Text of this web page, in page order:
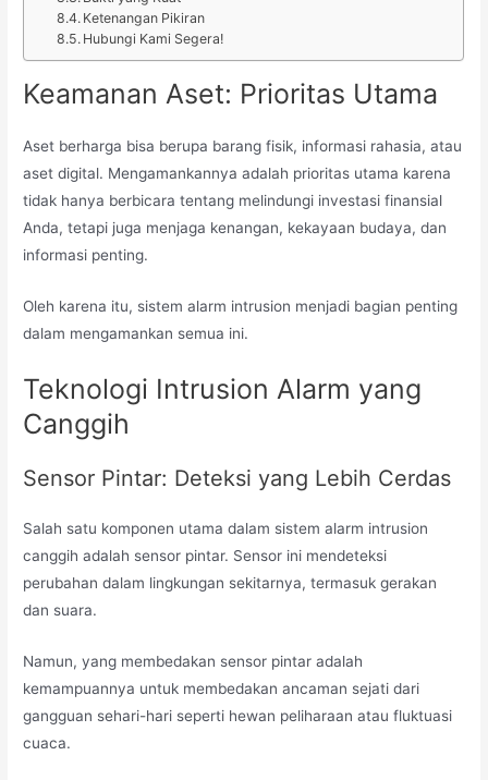
Ketenangan Pikiran
Hubungi Kami Segera!
Keamanan Aset: Prioritas Utama
Aset berharga bisa berupa barang fisik, informasi rahasia, atau
aset digital. Mengamankannya adalah prioritas utama karena
tidak hanya berbicara tentang melindungi investasi finansial
Anda, tetapi juga menjaga kenangan, kekayaan budaya, dan
informasi penting.
Oleh karena itu, sistem alarm intrusion menjadi bagian penting
dalam mengamankan semua ini.
Teknologi Intrusion Alarm yang
Canggih
Sensor Pintar: Deteksi yang Lebih Cerdas
Salah satu komponen utama dalam sistem alarm intrusion
canggih adalah sensor pintar. Sensor ini mendeteksi
perubahan dalam lingkungan sekitarnya, termasuk gerakan
dan suara.
Namun, yang membedakan sensor pintar adalah
kemampuannya untuk membedakan ancaman sejati dari
gangguan sehari-hari seperti hewan peliharaan atau fluktuasi
cuaca.